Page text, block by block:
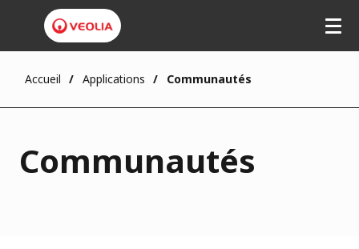
Accueil Applications Communautés
Communautés